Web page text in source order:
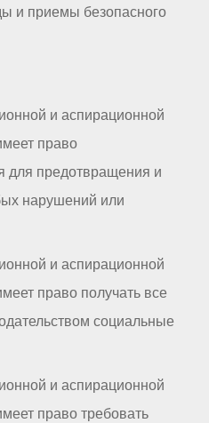
и приемы безопасного
и аспирационной
право
для предотвращения и
нарушений или
и аспирационной
право получать все
социальные
и аспирационной
право требовать